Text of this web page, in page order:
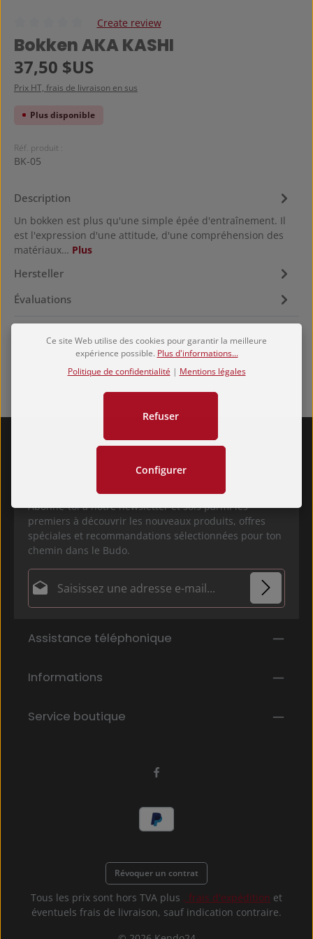
Note moyenne de 0 sur 5 étoiles
Create review
Bokken AKA KASHI
Prix régulier :
37,50 $US
Prix HT, frais de livraison en sus
Plus disponible
Réf. produit :
BK-05
Description
Un bokken est plus qu'une simple épée d'entraînement. Il
est l'expression d'une attitude, d'une compréhension des
matériaux… Plus
Hersteller
Évaluations
Abonne-toi à notre newsletter et sois parmi les
premiers à découvrir les nouveaux produits, offres
spéciales et recommandations sélectionnées pour ton
chemin dans le Budo.
Adresse e-mail*
En sélectionnant Continuer, vous confirmez que
informations sur la protection des données
vous avez accepté nos
Les champs marqués d'un astérisque (*) sont
obligatoires.
Assistance téléphonique
Informations
Service boutique
Révoquer un contrat
Tous les prix sont hors TVA plus , frais d'expédition et
éventuels frais de livraison, sauf indication contraire.
Ce site Web utilise des cookies pour garantir la meilleure
expérience possible. Plus d'informations...
Politique de confidentialité | Mentions légales
Refuser
Configurer